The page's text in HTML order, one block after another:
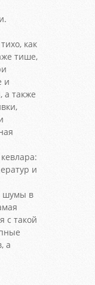
как
тише,
и
также
и
шумы в
с такой
а